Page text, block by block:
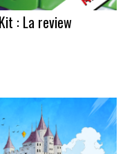
: La review